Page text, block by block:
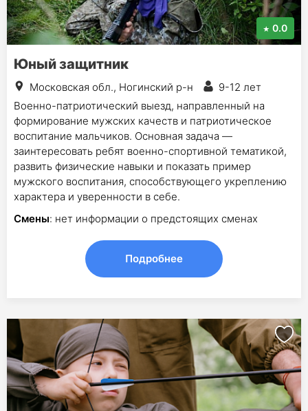
0.0
Юный защитник
Московская обл., Ногинский р-н
9-12 лет
Военно-патриотический выезд, направленный на
формирование мужских качеств и патриотическое
воспитание мальчиков. Основная задача —
заинтересовать ребят военно-спортивной тематикой,
развить физические навыки и показать пример
мужского воспитания, способствующего укреплению
характера и уверенности в себе.
Смены: нет информации о предстоящих сменах
Подробнее